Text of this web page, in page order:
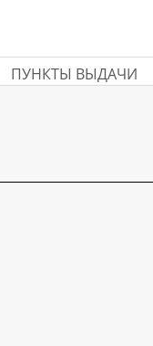
ПУНКТЫ ВЫДАЧИ